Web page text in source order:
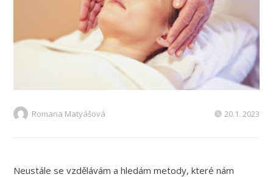
Romana Matyášová 20.1. 2023
Neustále se vzdělávám a hledám metody, které nám